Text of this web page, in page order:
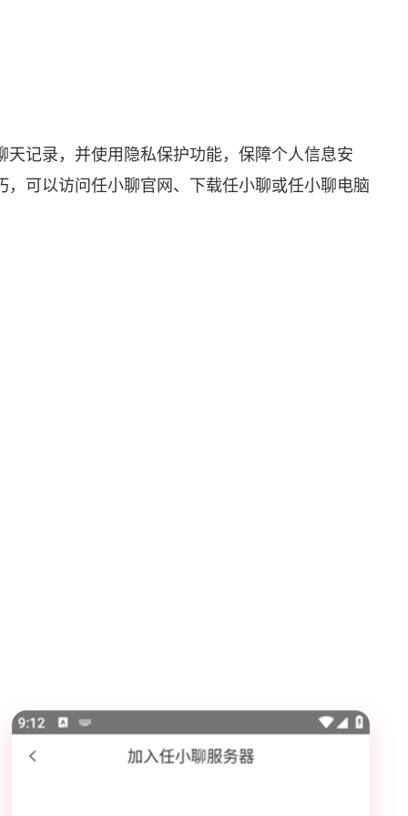
记录，并使用隐私保护功能，保障个人信息安
可以访问 任小聊官网 、下载任小聊或任小聊电脑